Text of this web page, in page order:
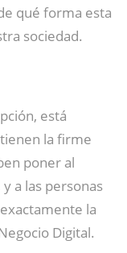
qué forma esta
sociedad.
está
la firme
poner al
a las personas
la
Digital.